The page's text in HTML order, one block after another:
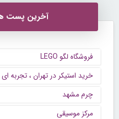
آخرین پست
فروشگاه لگو LEGO
خرید استیکر در تهران ،
چرم مشهد
مرکز موسیقی